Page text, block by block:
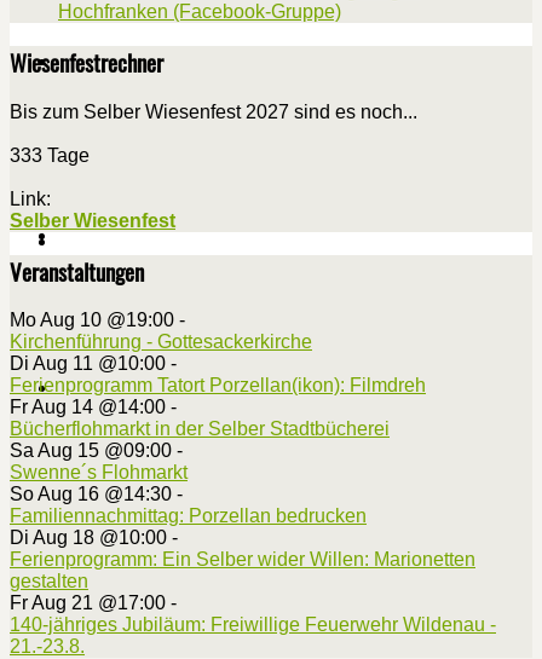
Hochfranken (Facebook-Gruppe)
Wiesenfestrechner
Bis zum Selber Wiesenfest 2027 sind es noch...
333 Tage
Link:
Selber Wiesenfest
Veranstaltungen
Mo Aug 10 @19:00 -
Kirchenführung - Gottesackerkirche
Di Aug 11 @10:00 -
Ferienprogramm Tatort Porzellan(ikon): Filmdreh
Fr Aug 14 @14:00 -
Bücherflohmarkt in der Selber Stadtbücherei
Sa Aug 15 @09:00 -
Swenne´s Flohmarkt
So Aug 16 @14:30 -
Familiennachmittag: Porzellan bedrucken
Di Aug 18 @10:00 -
Ferienprogramm: Ein Selber wider Willen: Marionetten
gestalten
Fr Aug 21 @17:00 -
140-jähriges Jubiläum: Freiwillige Feuerwehr Wildenau -
21.-23.8.